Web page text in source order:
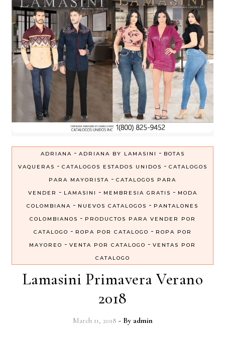
ADRIANA - ADRIANA BY LAMASINI - BOTAS
VAQUERAS - CATALOGOS ESTADOS UNIDOS - CATALOGOS
PARA MAYORISTA - CATALOGOS PARA
VENDER
- LAMASINI - MEMBRESIA GRATIS - MODA
COLOMBIANA - NUEVOS CATALOGOS - PANTALONES
COLOMBIANOS - PRODUCTOS PARA VENDER POR
CATALOGO - ROPA POR CATALOGO - ROPA POR
MAYOREO - VENTA POR CATALOGO - VENTAS POR
CATALOGO
Lamasini Primavera Verano
2018
March 11, 2018 - By admin